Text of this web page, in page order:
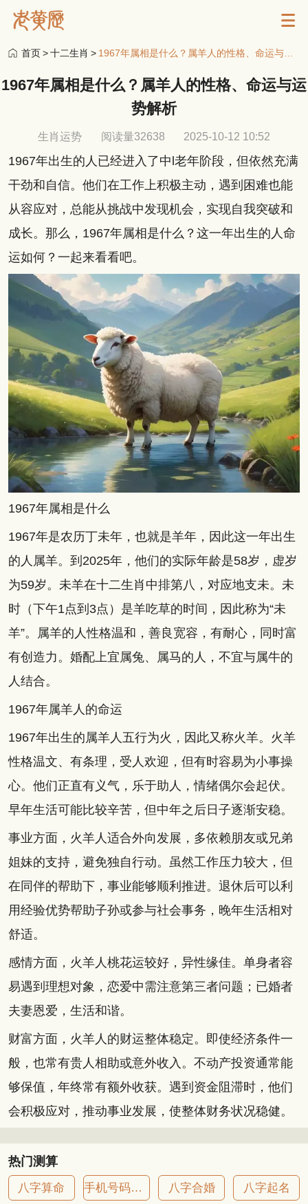
首页>十二生肖 > 1967年属相是什么？属羊人的性格、命运与运势解析
1967年属相是什么？属羊人的性格、命运与运
势解析
生肖运势 阅读量32638 2025-10-12 10:52
1967年出生的人已经进入了中l老年阶段，但依然充满
干劲和自信。他们在工作上积极主动，遇到困难也能
从容应对，总能从挑战中发现机会，实现自我突破和
成长。那么，1967年属相是什么？这一年出生的人命
运如何？一起来看看吧。
1967年属相是什么
1967年是农历丁未年，也就是羊年，因此这一年出生
的人属羊。到2025年，他们的实际年龄是58岁，虚岁
为59岁。未羊在十二生肖中排第八，对应地支未。未
时（下午1点到3点）是羊吃草的时间，因此称为“未
羊”。属羊的人性格温和，善良宽容，有耐心，同时富
有创造力。婚配上宜属兔、属马的人，不宜与属牛的
人结合。
1967年属羊人的命运
1967年出生的属羊人五行为火，因此又称火羊。火羊
性格温文、有条理，受人欢迎，但有时容易为小事操
心。他们正直有义气，乐于助人，情绪偶尔会起伏。
早年生活可能比较辛苦，但中年之后日子逐渐安稳。
事业方面，火羊人适合外向发展，多依赖朋友或兄弟
姐妹的支持，避免独自行动。虽然工作压力较大，但
在同伴的帮助下，事业能够顺利推进。退休后可以利
用经验优势帮助子孙或参与社会事务，晚年生活相对
舒适。
感情方面，火羊人桃花运较好，异性缘佳。单身者容
易遇到理想对象，恋爱中需注意第三者问题；已婚者
夫妻恩爱，生活和谐。
财富方面，火羊人的财运整体稳定。即使经济条件一
般，也常有贵人相助或意外收入。不动产投资通常能
够保值，年终常有额外收获。遇到资金阻滞时，他们
会积极应对，推动事业发展，使整体财务状况稳健。
热门测算
八字算命 手机号码吉凶 八字合婚 八字起名